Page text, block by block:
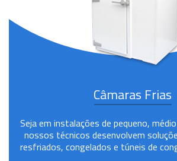
Câmaras Frias
Seja em instalações de pequeno,
nossos técnicos desenvolvem
resfriados, congelados e túneis de